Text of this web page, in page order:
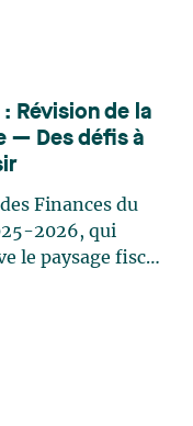
au
Révision de la
— Des défis à
Finances du
2026, qui
le paysage fiscal
au régime des
d’impôt